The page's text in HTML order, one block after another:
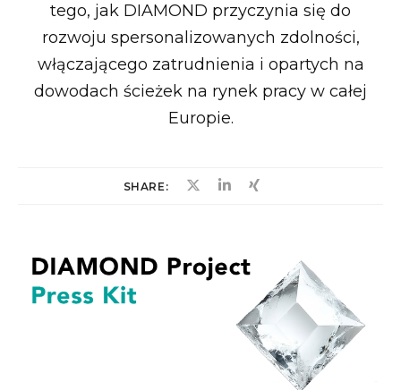
tego, jak DIAMOND przyczynia się do
rozwoju spersonalizowanych zdolności,
włączającego zatrudnienia i opartych na
dowodach ścieżek na rynek pracy w całej
Europie.
SHARE: